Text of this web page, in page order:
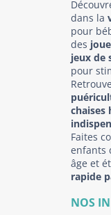
dans la
pour
des
jeux de
pour
chaises
Faites
enfants
âge et
rapide
NOS